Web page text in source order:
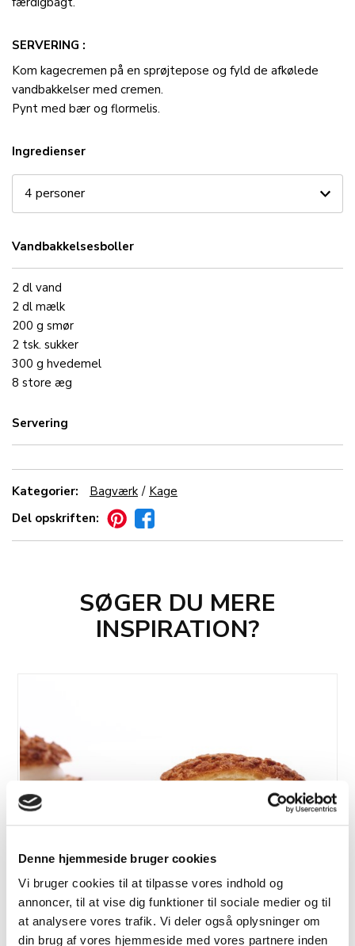
Denne hjemmeside bruger cookies
Vi bruger cookies til at tilpasse vores indhold og
annoncer, til at vise dig funktioner til sociale medier og til
at analysere vores trafik. Vi deler også oplysninger om
din brug af vores hjemmeside med vores partnere inden
SERVERING
Kom kagecremen på en sprøjtepose og fyld de afkølede
vandbakkelser med cremen.
Pynt med bær og flormelis.
Ingredienser
Vandbakkelsesboller
2 dl vand
2 dl mælk
200 g smør
2 tsk. sukker
300 g hvedemel
8 store æg
Servering
Kategorier: Bagværk
Kage
Del opskriften:
SØGER DU MERE
INSPIRATION?